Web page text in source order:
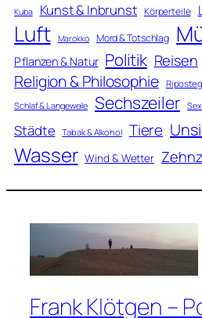
Kuba Kunst & Inbrunst Körperteile
Luft Marokko Mord & Totschlag
Pflanzen & Natur Politik Reisen
Religion & Philosophie
Schlaf & Langeweile Sechszeiler
Städte Tabak & Alkohol Tiere
Wasser Wind & Wetter
Frank Klötgen –